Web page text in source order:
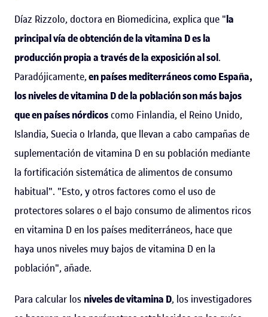
Díaz Rizzolo, doctora en Biomedicina, explica que "la
principal vía de obtención de la vitamina D es la
producción propia a través de la exposición al sol.
Paradójicamente,en países mediterráneos como España,
los niveles de vitamina D de la población son más bajos
que en países nórdicoscomo Finlandia, el Reino Unido,
Islandia, Suecia o Irlanda, que llevan a cabo campañas de
suplementación de vitamina D en su población mediante
la fortificación sistemática de alimentos de consumo
habitual". "Esto, y otros factores como el uso de
protectores solares o el bajo consumo de alimentos ricos
en vitamina D en los países mediterráneos, hace que
haya unos niveles muy bajos de vitamina D en la
población", añade.
Para calcular los niveles de vitamina D, los investigadores